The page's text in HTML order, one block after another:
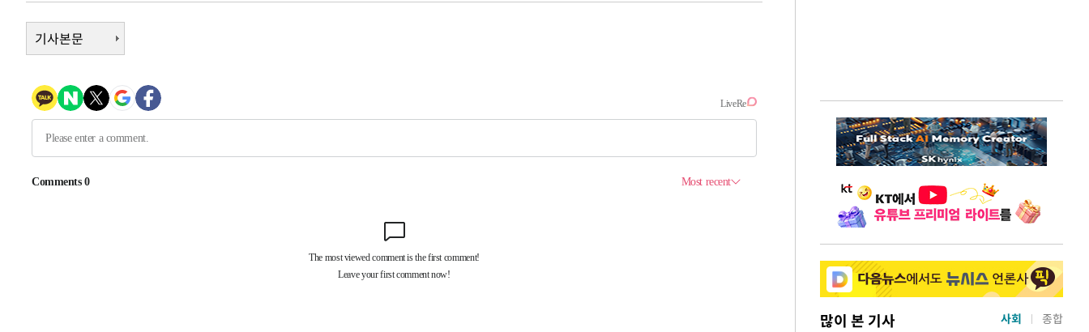
-29612초 전 >
낮 최고 35도 '무더위'…동해안 시간당 30㎜ '강한 비'[내일날씨]
-28882초 전 >[속보]이강인 "감독님이 원하는 마음 느꼈고, 많은 트로피 원해 아
-28664초 전 >수도권 40도 육박 '펄펄'…동해안 일부 지역엔 호의주의보
-27633초 전 >온열질환 사망자 3명 늘어…누적 환자 3000명 돌파
극한폭염 한풀 꺾이지만…'낮 최고 35도' 무더위, 열대야 계속[다음
축구협회 "압수수색·성접대 논란 사과…쇄신의 기회로 삼겠다"
기사본문
많이 본 기사 사회 종합